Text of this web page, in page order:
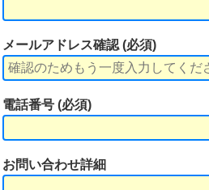
メールアドレス確認 (必須)
電話番号 (必須)
お問い合わせ詳細